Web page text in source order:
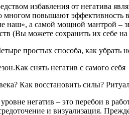
избавления от негатива
повышают эффективность
наш», а самой мощной мантрой –
(Вы можете сохранить их себе
простых способа, как убрать
снять негатив с самого себя
Как восстановить силы?
негатив – это перебои в
и визуализация.